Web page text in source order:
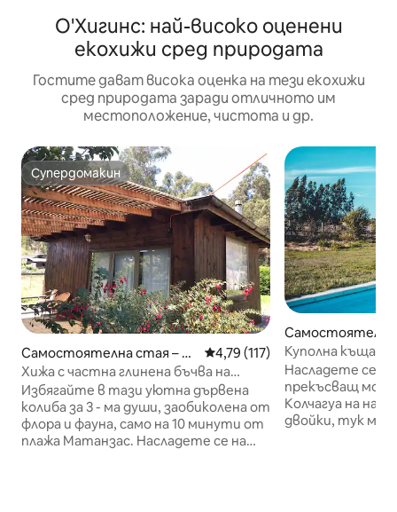
О'Хигинс: най-високо оценени
екохижи сред природата
Гостите дават висока оценка на тези екохижи
сред природата заради отличното им
местоположение, чистота и др.
Супердомакин
Супердомакин
Самостоятелна стая – N
avidad
Средна оценка: 4,79 от 5,
4,79 (117)
Хижа с частна глинена бъчва на
минути от Матансас
Избягайте в тази уютна дървена
колиба за 3 - ма души, заобиколена от
флора и фауна, само на 10 минути от
плажа Матанзас. Насладете се на
Самостоятелна
illo
Куполна къща в
Насладете се
прекъсващ
Колчагуа на
двойки, тук